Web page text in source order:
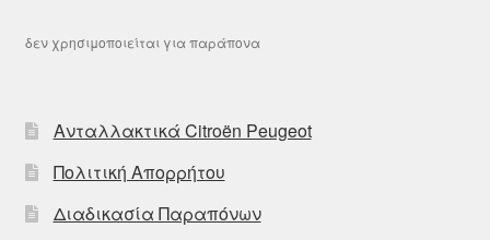
δεν χρησιμοποιείται για παράπονα
Ανταλλακτικά Citroën Peugeot
Πολιτική Απορρήτου
Διαδικασία Παραπόνων